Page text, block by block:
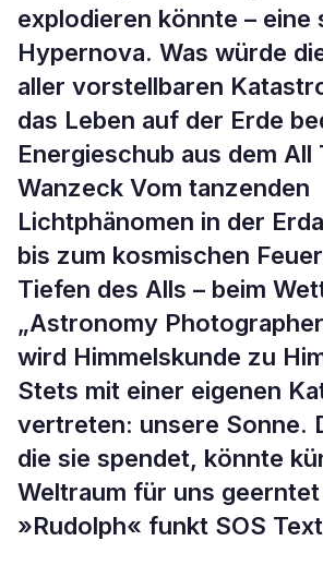
explodieren könnte – eine
Hypernova. Was würde
aller vorstellbaren
das Leben auf der Erde
Energieschub aus dem All
Wanzeck Vom tanzenden
Lichtphänomen in der
bis zum kosmischen
Tiefen des Alls – beim
„Astronomy
wird Himmelskunde zu
Stets mit einer eigenen
vertreten: unsere Sonne.
die sie spendet, könnte
Weltraum für uns
»Rudolph« funkt SOS